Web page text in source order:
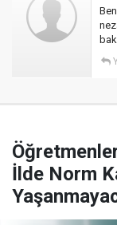
İlde Norm